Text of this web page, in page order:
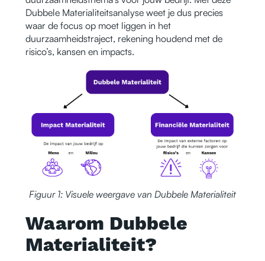
Dubbele Materialiteitsanalyse weet je dus precies
waar de focus op moet liggen in het
duurzaamheidstraject, rekening houdend met de
risico’s, kansen en impacts.
Figuur 1: Visuele weergave van Dubbele Materialiteit
Waarom Dubbele
Materialiteit?